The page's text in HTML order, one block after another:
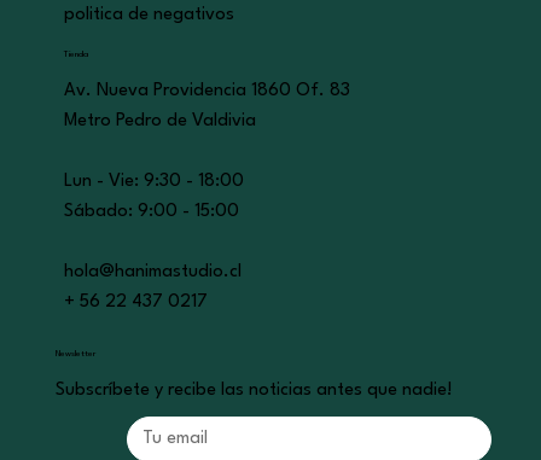
Tienda
Av. Nueva Providencia 1860 Of. 83
Metro Pedro de Valdivia
Lun - Vie: 9:30 - 18:00
​​Sábado: 9:00 - 15:00
hola@hanimastudio.cl
+ 56 22 437 0217
Newsletter
Subscríbete y recibe las noticias antes que nadie!
politica de negativos